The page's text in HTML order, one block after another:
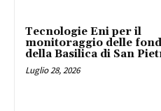
Tecnologie Eni per il
monitoraggio delle
della Basilica di San
Luglio 28, 2026